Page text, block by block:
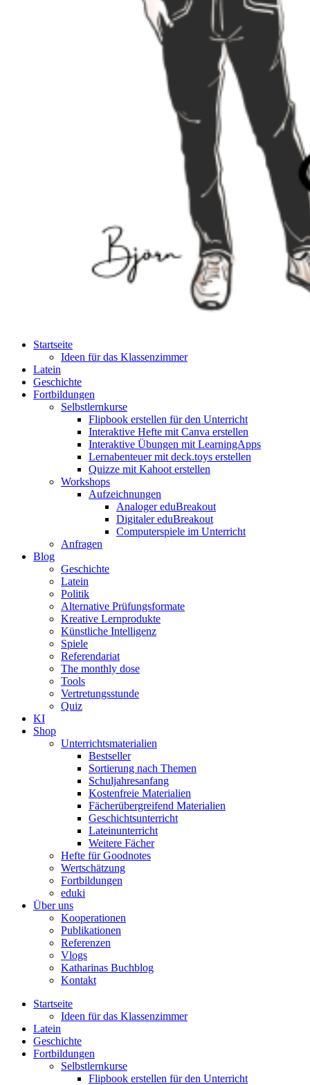
Startseite
Ideen für das Klassenzimmer
Latein
Geschichte
Fortbildungen
Selbstlernkurse
Flipbook erstellen für den Unterricht
Interaktive Hefte mit Canva erstellen
Interaktive Übungen mit LearningApps
Lernabenteuer mit deck.toys erstellen
Quizze mit Kahoot erstellen
Workshops
Aufzeichnungen
Analoger eduBreakout
Digitaler eduBreakout
Computerspiele im Unterricht
Anfragen
Blog
Geschichte
Latein
Politik
Alternative Prüfungsformate
Kreative Lernprodukte
Künstliche Intelligenz
Spiele
Referendariat
The monthly dose
Tools
Vertretungsstunde
Quiz
KI
Shop
Unterrichtsmaterialien
Bestseller
Sortierung nach Themen
Schuljahresanfang
Kostenfreie Materialien
Fächerübergreifend Materialien
Geschichtsunterricht
Lateinunterricht
Weitere Fächer
Hefte für Goodnotes
Wertschätzung
Fortbildungen
eduki
Über uns
Kooperationen
Publikationen
Referenzen
Vlogs
Katharinas Buchblog
Kontakt
Startseite
Ideen für das Klassenzimmer
Latein
Geschichte
Fortbildungen
Selbstlernkurse
Flipbook erstellen für den Unterricht